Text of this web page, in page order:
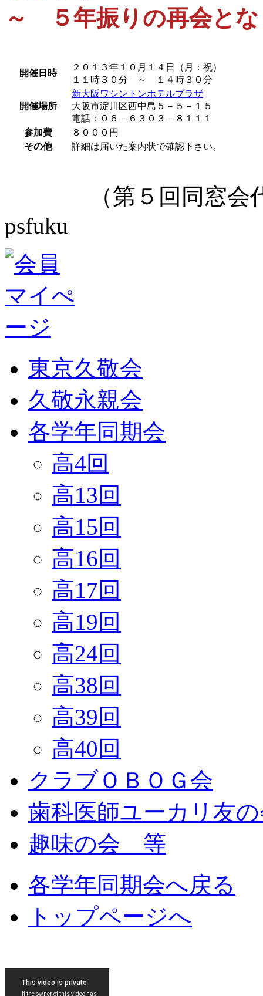
～ ５年振りの再会と
開催日時
２０１３年１０月１４日（月：祝）
１１時３０分 ～ １４時３０分
開催場所
新大阪ワシントンホテルプラザ
大阪市淀川区西中島５－５－１５
電話：０６－６３０３－８１１１
参加費
８０００円
その他
詳細は届いた案内状で確認下さい。
（第５回同
psfuku
東京久敬会
久敬永親会
各学年同期会
高4回
高13回
高15回
高16回
高17回
高19回
高24回
高38回
高39回
高40回
クラブＯＢＯＧ会
歯科医師ユーカリ友
趣味の会 等
各学年同期会へ戻る
トップページへ